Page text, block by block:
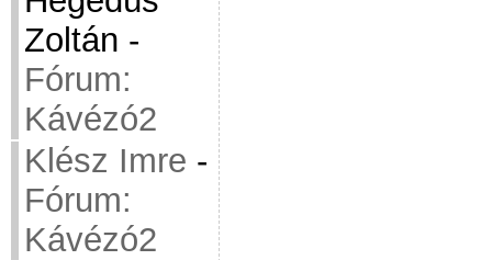
Zoltán -
Fórum:
Kávézó2
Klész Imre -
Fórum:
Kávézó2